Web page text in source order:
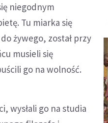
niegodnym
Tu miarka się
żywego, został przy
musieli się
go na wolność.
wysłali go na studia